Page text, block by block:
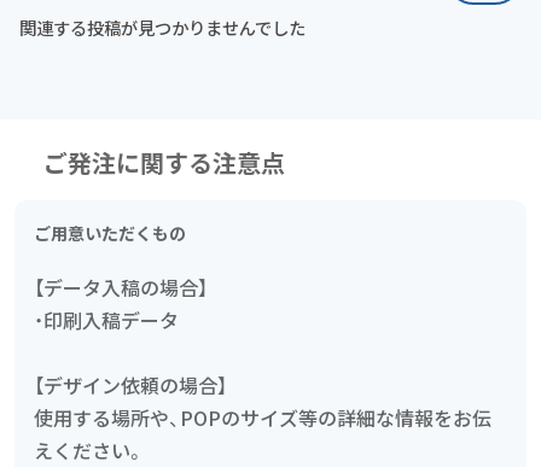
ご発注に関する注意点
ご用意いただくもの
【データ入稿の場合】
・印刷入稿データ
【デザイン依頼の場合】
使用する場所や、POPのサイズ等の詳細な情報をお伝
えください。
関連する投稿が見つかりませんでした